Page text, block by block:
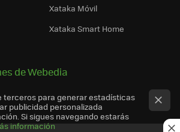
Xataka Móvil
Xataka Smart Home
de Webedia
terceros para generar estadísticas
publicidad personalizada
Si sigues navegando estarás
información